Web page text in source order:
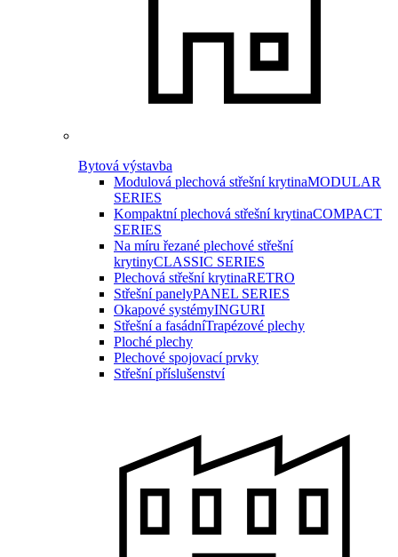
Bytová výstavba
Modulová plechová střešní krytinaMODULAR
SERIES
Kompaktní plechová střešní krytinaCOMPACT
SERIES
Na míru řezané plechové střešní
krytinyCLASSIC SERIES
Plechová střešní krytinaRETRO
Střešní panelyPANEL SERIES
Okapové systémyINGURI
Střešní a fasádníTrapézové plechy
Ploché plechy
Plechové spojovací prvky
Střešní příslušenství